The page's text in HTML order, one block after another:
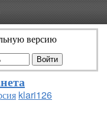
версию
klari126